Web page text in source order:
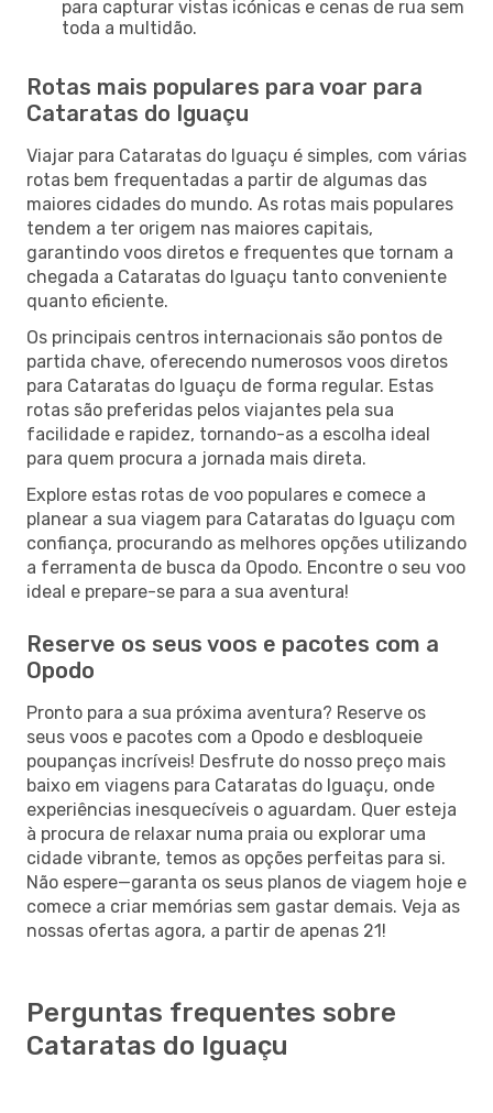
para capturar vistas icónicas e cenas de rua sem
toda a multidão.
Rotas mais populares para voar para
Cataratas do Iguaçu
Viajar para Cataratas do Iguaçu é simples, com várias
rotas bem frequentadas a partir de algumas das
maiores cidades do mundo. As rotas mais populares
tendem a ter origem nas maiores capitais,
garantindo voos diretos e frequentes que tornam a
chegada a Cataratas do Iguaçu tanto conveniente
quanto eficiente.
Os principais centros internacionais são pontos de
partida chave, oferecendo numerosos voos diretos
para Cataratas do Iguaçu de forma regular. Estas
rotas são preferidas pelos viajantes pela sua
facilidade e rapidez, tornando-as a escolha ideal
para quem procura a jornada mais direta.
Explore estas rotas de voo populares e comece a
planear a sua viagem para Cataratas do Iguaçu com
confiança, procurando as melhores opções utilizando
a ferramenta de busca da Opodo. Encontre o seu voo
ideal e prepare-se para a sua aventura!
Reserve os seus voos e pacotes com a
Opodo
Pronto para a sua próxima aventura? Reserve os
seus voos e pacotes com a Opodo e desbloqueie
poupanças incríveis! Desfrute do nosso preço mais
baixo em viagens para Cataratas do Iguaçu, onde
experiências inesquecíveis o aguardam. Quer esteja
à procura de relaxar numa praia ou explorar uma
cidade vibrante, temos as opções perfeitas para si.
Não espere—garanta os seus planos de viagem hoje e
comece a criar memórias sem gastar demais. Veja as
nossas ofertas agora, a partir de apenas 21!
Perguntas frequentes sobre
Cataratas do Iguaçu